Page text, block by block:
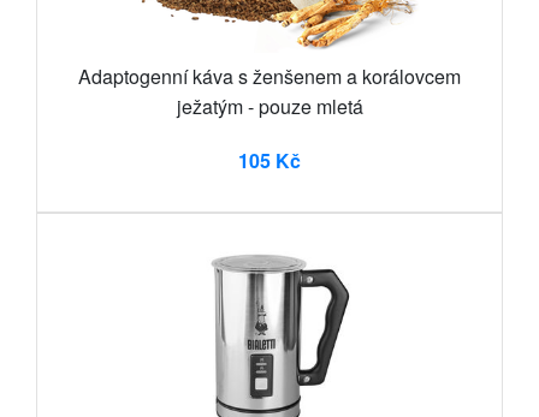
Adaptogenní káva s ženšenem a korálovcem
ježatým - pouze mletá
105 Kč